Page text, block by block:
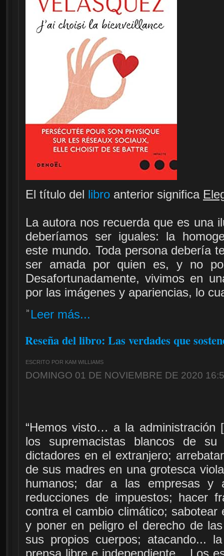
El título del libro anterior significa
La autora nos recuerda que es una
deberíamos ser iguales: la
este mundo. Toda persona debería
ser amada por quien es, y no
Desafortunadamente, vivimos en
por las imágenes y apariencias, lo
Leer más...
Reseña del libro: Las verdades que
ESCRITO POR KAM WILLIAMS
DOMINGO 01 DE NOVIEMBRE DE 2020
“Hemos visto… a la administración
los supremacistas blancos de
dictadores en el extranjero;
de sus madres en una grotesca
humanos; dar a las empresas y
reducciones de impuestos; hacer
contra el cambio climático; sabotear
y poner en peligro el derecho de
sus propios cuerpos; atacando...